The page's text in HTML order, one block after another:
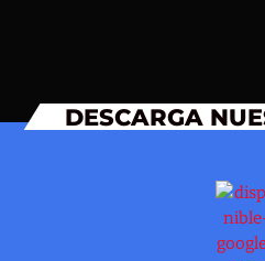
DESCARGA